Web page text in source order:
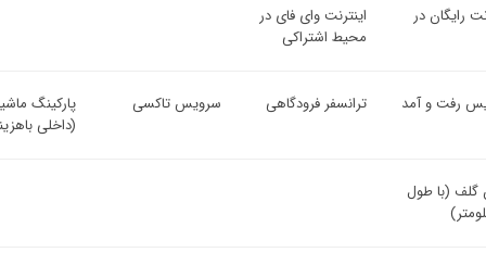
رایگان در
اینترنت وای فای در
محیط اشتراکی
رفت و آمد ترانسفر فرودگاهی سرویس تاکسی
پارکینگ
(داخلی
گلف (با طول